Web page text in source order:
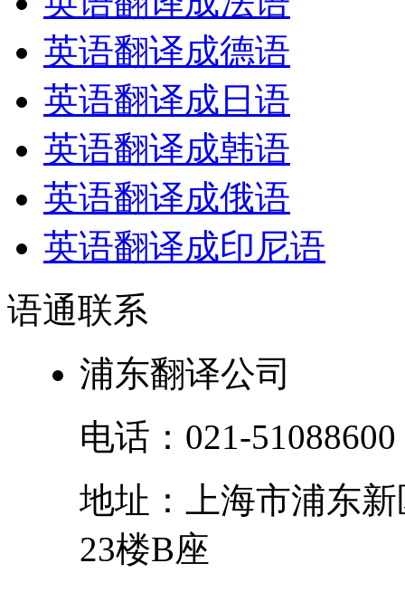
英语翻译成德语
英语翻译成日语
英语翻译成韩语
英语翻译成俄语
英语翻译成印尼语
语通联系
浦东翻译公司
电话： 021-51088600
地址：
上海市浦东新
23楼B座